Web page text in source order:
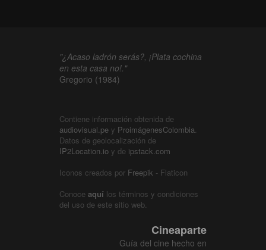
"¿Acaso ladrón serás?, ¡Plata cochina
en esta casa no!."
Gregorio (1984)
Contiene información obtenida de
audiovisual.pe y ProimágenesColombia.
Datos de geolocalización de
IP2Location.io y de ipstack.com
Iconos creados por Freepik - Flaticon
Conoce aquí los términos y condiciones
del uso de este sitio web.
Cineaparte
Guía del cine hecho en